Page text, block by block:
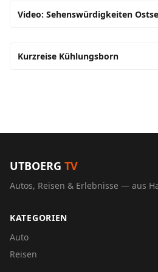
Video: Sehenswürdigkeiten
Kurzreise Kühlungsborn
UTBOERG TV
Autos, Reisen & Erlebnisse — aus
KATEGORIEN
Auto
Reisen